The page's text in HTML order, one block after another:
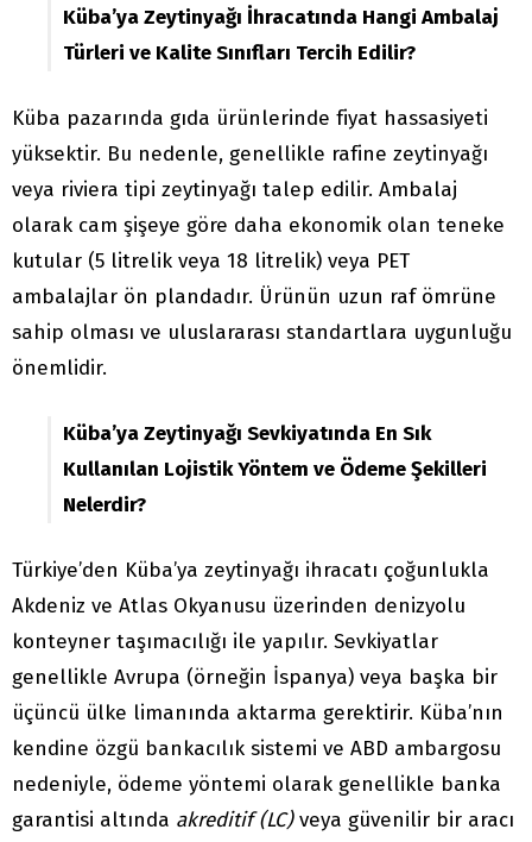
Küba’ya Zeytinyağı İhracatında Hangi Ambalaj
Türleri ve Kalite Sınıfları Tercih Edilir?
Küba pazarında gıda ürünlerinde fiyat hassasiyeti
yüksektir. Bu nedenle, genellikle rafine zeytinyağı
veya riviera tipi zeytinyağı talep edilir. Ambalaj
olarak cam şişeye göre daha ekonomik olan teneke
kutular (5 litrelik veya 18 litrelik) veya PET
ambalajlar ön plandadır. Ürünün uzun raf ömrüne
sahip olması ve uluslararası standartlara uygunluğu
önemlidir.
Küba’ya Zeytinyağı Sevkiyatında En Sık
Kullanılan Lojistik Yöntem ve Ödeme Şekilleri
Nelerdir?
Türkiye’den Küba’ya zeytinyağı ihracatı çoğunlukla
Akdeniz ve Atlas Okyanusu üzerinden denizyolu
konteyner taşımacılığı ile yapılır. Sevkiyatlar
genellikle Avrupa (örneğin İspanya) veya başka bir
üçüncü ülke limanında aktarma gerektirir. Küba’nın
kendine özgü bankacılık sistemi ve ABD ambargosu
nedeniyle, ödeme yöntemi olarak genellikle banka
garantisi altında akreditif (LC)veya güvenilir bir aracı